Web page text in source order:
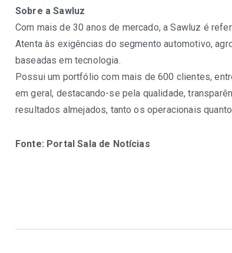
Sobre a Sawluz
Com mais de 30 anos de mercado, a Sawluz é
Atenta às exigências do segmento automotivo,
baseadas em tecnologia.
Possui um portfólio com mais de 600 clientes,
em geral, destacando-se pela qualidade,
resultados almejados, tanto os operacionais
Fonte: Portal Sala de Notícias